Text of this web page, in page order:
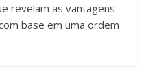
revelam as vantagens
base em uma ordem